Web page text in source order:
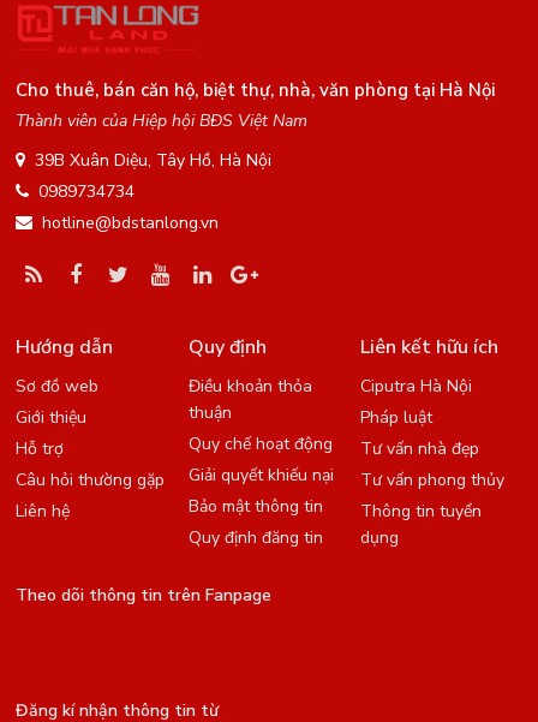
Cho thuê, bán căn hộ, biệt thự, nhà, văn phòng tại Hà Nội
Thành viên của Hiệp hội BĐS Việt Nam
39B Xuân Diệu, Tây Hồ, Hà Nội
0989734734
hotline@bdstanlong.vn
Hướng dẫn
Sơ đồ web
Giới thiệu
Hỗ trợ
Câu hỏi thường gặp
Liên hệ
Quy định
Điều khoản thỏa
thuận
Quy chế hoạt động
Giải quyết khiếu nại
Bảo mật thông tin
Quy định đăng tin
Liên kết hữu ích
Ciputra Hà Nội
Pháp luật
Tư vấn nhà đẹp
Tư vấn phong thủy
Thông tin tuyển
dụng
Theo dõi thông tin trên Fanpage
Đăng kí nhận thông tin từ